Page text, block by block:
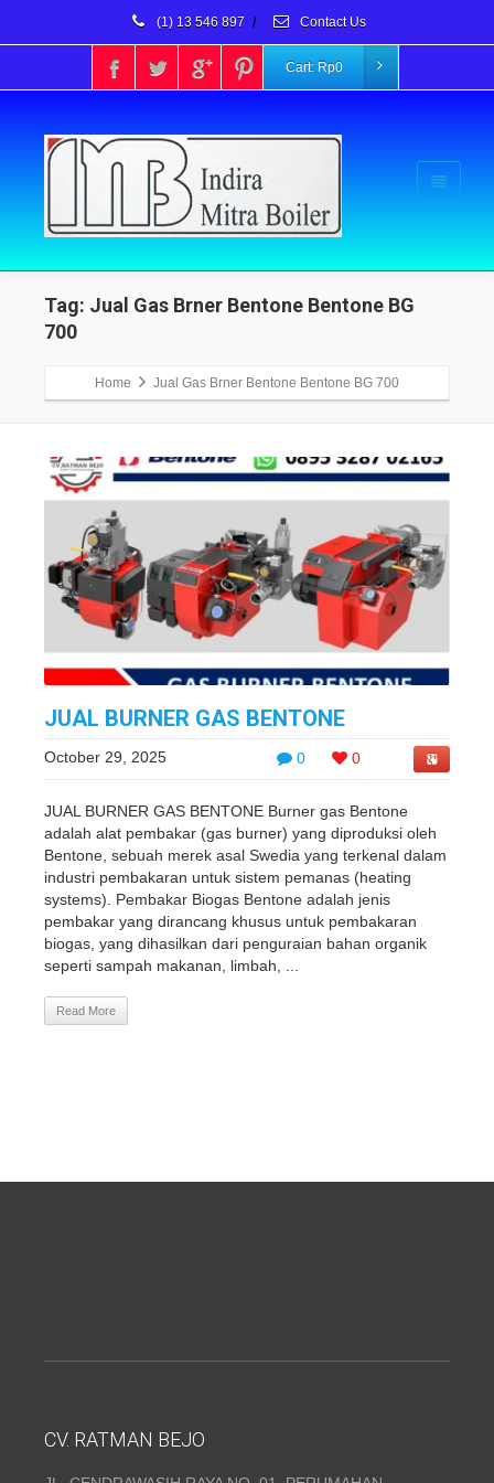
(1) 13 546 897 / Contact Us
Cart: Rp0
Tag: Jual Gas Brner Bentone Bentone BG
700
Home Jual Gas Brner Bentone Bentone BG 700
JUAL BURNER GAS BENTONE
0 0
October 29, 2025
JUAL BURNER GAS BENTONE Burner gas Bentone
adalah alat pembakar (gas burner) yang diproduksi oleh
Bentone, sebuah merek asal Swedia yang terkenal dalam
industri pembakaran untuk sistem pemanas (heating
systems). Pembakar Biogas Bentone adalah jenis
pembakar yang dirancang khusus untuk pembakaran
biogas, yang dihasilkan dari penguraian bahan organik
seperti sampah makanan, limbah, ...
Read More
CV. RATMAN BEJO